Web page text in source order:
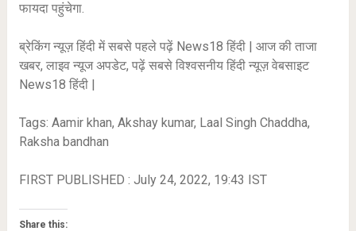
फायदा पहुंचेगा.
ब्रेकिंग न्यूज़ हिंदी में सबसे पहले पढ़ें News18 हिंदी | आज की ताजा
खबर, लाइव न्यूज अपडेट, पढ़ें सबसे विश्वसनीय हिंदी न्यूज़ वेबसाइट
News18 हिंदी |
Tags: Aamir khan, Akshay kumar, Laal Singh Chaddha,
Raksha bandhan
FIRST PUBLISHED : July 24, 2022, 19:43 IST
Share this: